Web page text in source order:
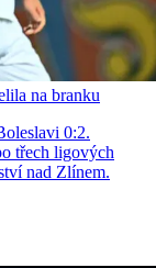
na branku
0:2.
třech ligových
nad Zlínem.